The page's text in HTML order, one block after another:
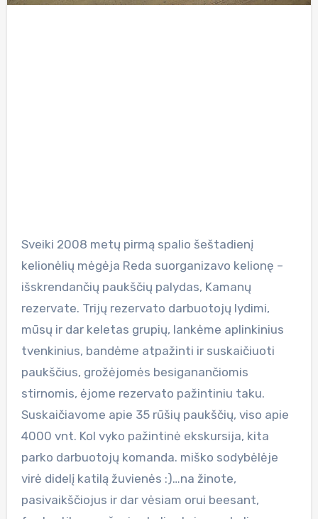
Sveiki 2008 metų pirmą spalio šeštadienį
kelionėlių mėgėja Reda suorganizavo kelionę –
išskrendančių paukščių palydas, Kamanų
rezervate. Trijų rezervato darbuotojų lydimi,
mūsų ir dar keletas grupių, lankėme aplinkinius
tvenkinius, bandėme atpažinti ir suskaičiuoti
paukščius, grožėjomės besiganančiomis
stirnomis, ėjome rezervato pažintiniu taku.
Suskaičiavome apie 35 rūšių paukščių, viso apie
4000 vnt. Kol vyko pažintinė ekskursija, kita
parko darbuotojų komanda. miško sodybėlėje
virė didelį katilą žuvienės :)…na žinote,
pasivaikščiojus ir dar vėsiam orui beesant,